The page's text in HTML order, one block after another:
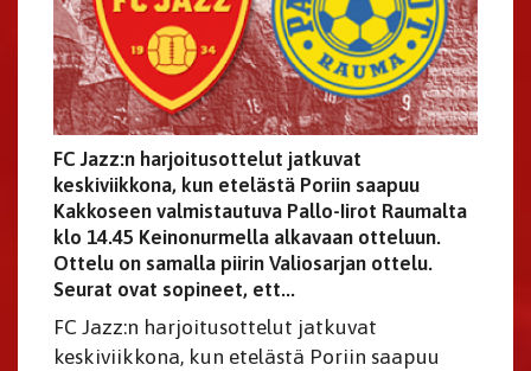
FC Jazz:n harjoitusottelut jatkuvat
keskiviikkona, kun etelästä Poriin saapuu
Kakkoseen valmistautuva Pallo-Iirot Raumalta
klo 14.45 Keinonurmella alkavaan otteluun.
Ottelu on samalla piirin Valiosarjan ottelu.
Seurat ovat sopineet, ett...
FC Jazz:n harjoitusottelut jatkuvat
keskiviikkona, kun etelästä Poriin saapuu